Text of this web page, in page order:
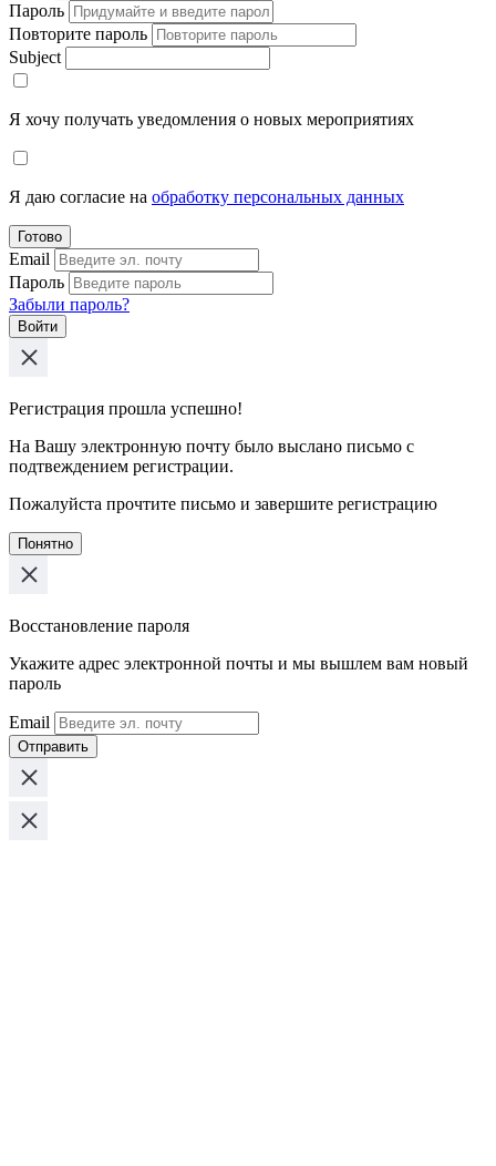
Пароль
Повторите пароль
Subject
Я хочу получать уведомления о новых мероприятиях
Я даю согласие на обработку персональных данных
Готово
Email
Пароль
Забыли пароль?
Войти
Регистрация прошла успешно!
На Вашу электронную почту было выслано письмо с
подтвеждением регистрации.
Пожалуйста прочтите письмо и завершите регистрацию
Понятно
Восстановление пароля
Укажите адрес электронной почты и мы вышлем вам новый
пароль
Email
Отправить